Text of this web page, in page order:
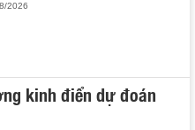
2026
kinh điển dự đoán